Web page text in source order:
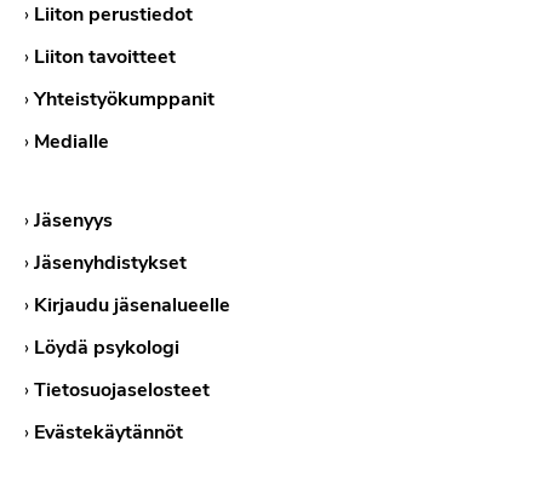
› Liiton perustiedot
› Liiton tavoitteet
›Yhteistyökumppanit
› Medialle
›Jäsenyys
›Jäsenyhdistykset
› Kirjaudu jäsenalueelle
› Löydä psykologi
›Tietosuojaselosteet
› Evästekäytännöt